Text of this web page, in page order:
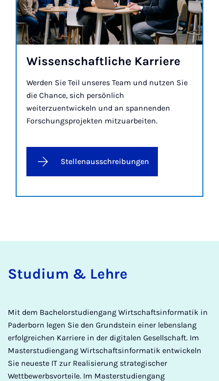
Wis­sen­schaft­li­che Kar­rie­re
Werden Sie Teil unseres Team und nutzen Sie
die Chance, sich persönlich
weiterzuentwickeln und an spannenden
Forschungsprojekten mitzuarbeiten.
Stellenausschreibungen
Stu­di­um & Leh­re
Mit dem Bachelorstudiengang Wirtschaftsinformatik in
Paderborn legen Sie den Grundstein einer lebenslang
erfolgreichen Karriere in der digitalen Gesellschaft. Im
Masterstudiengang Wirtschaftsinformatik entwickeln
Sie neueste IT zur Realisierung strategischer
Wettbewerbsvorteile. Im Masterstudiengang